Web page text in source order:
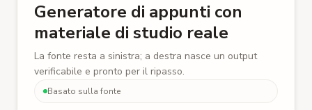
Generatore di appunti con
materiale di studio reale
La fonte resta a sinistra; a destra nasce un output
verificabile e pronto per il ripasso.
Basato sulla fonte